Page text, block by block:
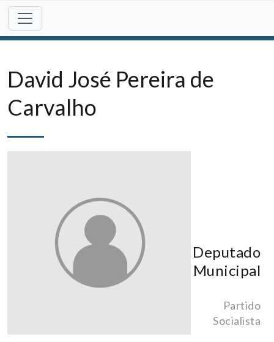
Skip
content
David José Pereira de
Carvalho
Deputado
Municipal
Partido
Socialista